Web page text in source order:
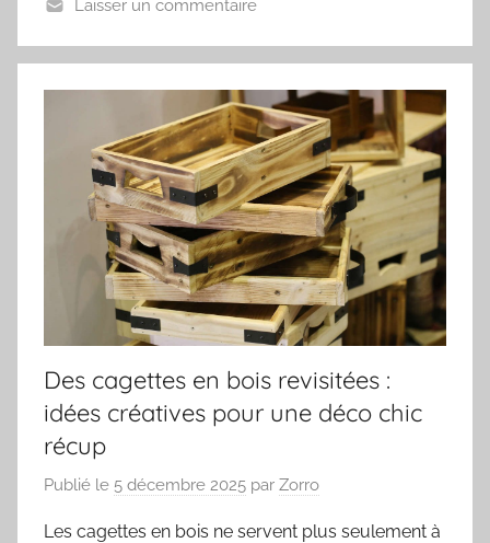
Laisser un commentaire
Des cagettes en bois revisitées :
idées créatives pour une déco chic
récup
Publié le 5 décembre 2025 par Zorro
Les cagettes en bois ne servent plus seulement à